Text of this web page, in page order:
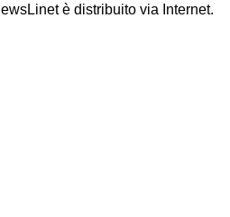
è distribuito via Internet.